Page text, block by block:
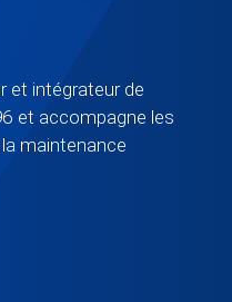
et intégrateur de
et accompagne les
maintenance